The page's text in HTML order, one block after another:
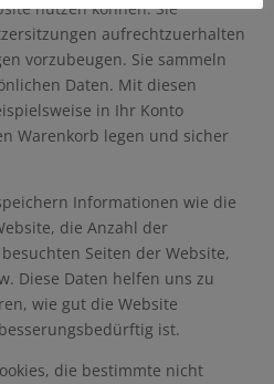
nutzen können. Sie
aufrechtzuerhalten
vorzubeugen. Sie sammeln
Daten. Mit diesen
in Ihr Konto
Warenkorb legen und sicher
Informationen wie die
die Anzahl der
Seiten der Website,
Diese Daten helfen uns zu
wie gut die Website
ist.
die bestimmte nicht